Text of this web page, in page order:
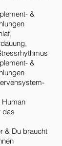
&
&
das
Du braucht